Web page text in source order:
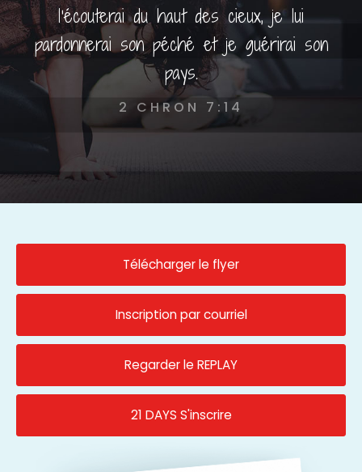
l'écouterai du haut des cieux, je lui
pardonnerai son péché et je guérirai son
pays.
2 CHRON 7:14
Télécharger le flyer
Inscription par courriel
Regarder le REPLAY
21 DAYS S'inscrire